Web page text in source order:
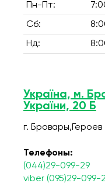
Пн-Пт:
Сб:
Нд:
Україна, м.
України, 20 Б
г.
Телефоны:
(044)29-099-29
viber (095)29-099-